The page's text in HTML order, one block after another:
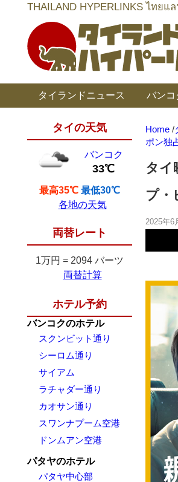
THAILAND HYPERLINKS ไทยแ
タイランドニュース バンコ
タイの天気
バンコク
33℃
最高35℃ 最低30℃
各地の天気
両替レート
1万円 = 2094 バーツ
両替計算
ホテル予約
バンコクのホテル
スクンビット通り
シーロム通り
サイアム
ラチャダー通り
カオサン通り
スワンナプーム空港
ドンムアン空港
パタヤのホテル
パタヤ中心部
Home /
ポン独
タイ
プ・
2025年6